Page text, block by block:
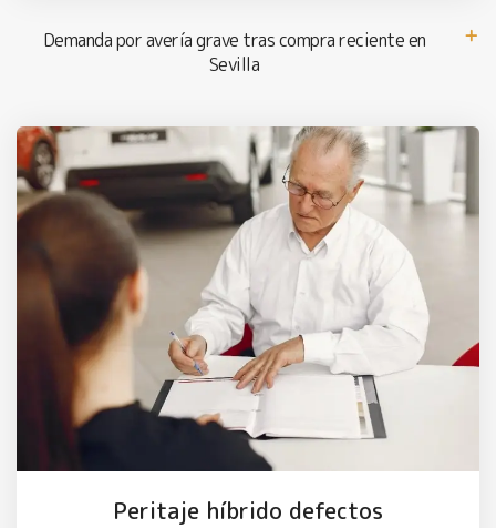
Demanda por avería grave tras compra reciente en
Sevilla
Peritaje híbrido defectos